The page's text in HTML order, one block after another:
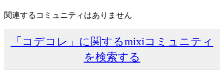
関連するコミュニティはありません
「コデコレ」に関するmixiコミュニティ
を検索する